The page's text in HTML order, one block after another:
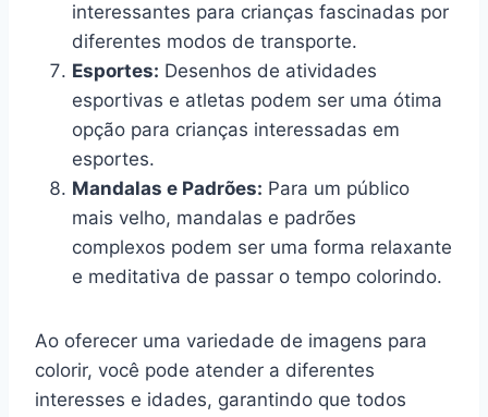
interessantes para crianças fascinadas por
diferentes modos de transporte.
Esportes: Desenhos de atividades
esportivas e atletas podem ser uma ótima
opção para crianças interessadas em
esportes.
Mandalas e Padrões: Para um público
mais velho, mandalas e padrões
complexos podem ser uma forma relaxante
e meditativa de passar o tempo colorindo.
Ao oferecer uma variedade de imagens para
colorir, você pode atender a diferentes
interesses e idades, garantindo que todos